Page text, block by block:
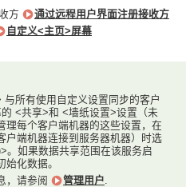
方
通过远程用户界面注册接收方
自定义<主页>屏幕
所有使用自定义设置同步的客户
<共享>和 <墙纸设置>设置（未
理每个客户端机器的这些设置，在
户端机器连接到服务器机器）时选
。如果数据共享范围在该服务启
化数据。
，请参阅
管理用户.